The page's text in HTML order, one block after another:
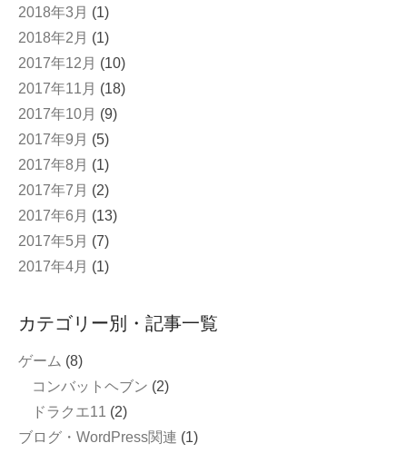
2018年3月 (1)
2018年2月 (1)
2017年12月 (10)
2017年11月 (18)
2017年10月 (9)
2017年9月 (5)
2017年8月 (1)
2017年7月 (2)
2017年6月 (13)
2017年5月 (7)
2017年4月 (1)
カテゴリー別・記事一覧
ゲーム (8)
コンバットヘブン (2)
ドラクエ11 (2)
ブログ・WordPress関連 (1)